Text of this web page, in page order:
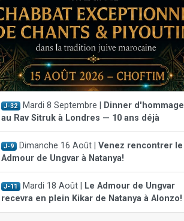
J-32 Mardi 8 Septembre |
Dinner d'hommage
au Rav Sitruk à Londres — 10 ans déjà
J-9 Dimanche 16 Août | Venez rencontrer le
Admour de Ungvar à Natanya!
J-11 Mardi 18 Août |
Le Admour de Ungvar
recevra en plein Kikar de Natanya à Alonzo!